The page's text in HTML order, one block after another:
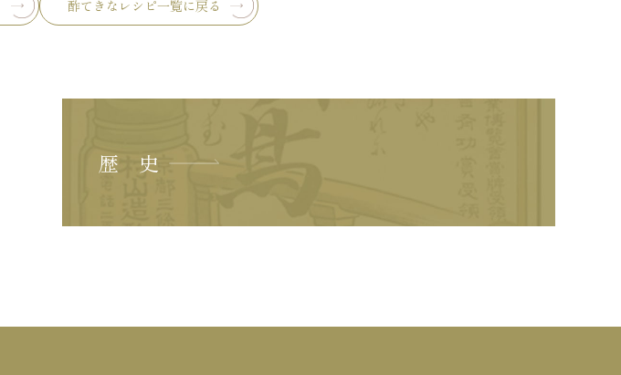
酢てきなレシピ一覧に戻る
歴 史